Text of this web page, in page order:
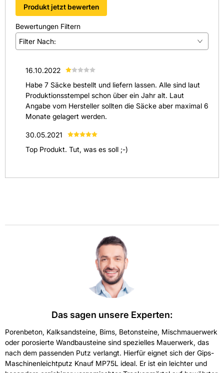
Produkt jetzt bewerten
Bewertungen Filtern
Filter Nach:
(0)
Alle anzeigen
16.10.2022
Habe 7 Säcke bestellt und liefern lassen. Alle sind laut
Produktionsstempel schon über ein Jahr alt. Laut
Angabe vom Hersteller sollten die Säcke aber maximal 6
Monate gelagert werden.
30.05.2021
Top Produkt. Tut, was es soll ;-)
Das sagen unsere Experten:
Porenbeton, Kalksandsteine, Bims, Betonsteine, Mischmauerwerk
oder porosierte Wandbausteine sind spezielles Mauerwerk, das
nach dem passenden Putz verlangt. Hierfür eignet sich der Gips-
Maschinenleichtputz Knauf MP75L ideal. Er ist ein leichter und